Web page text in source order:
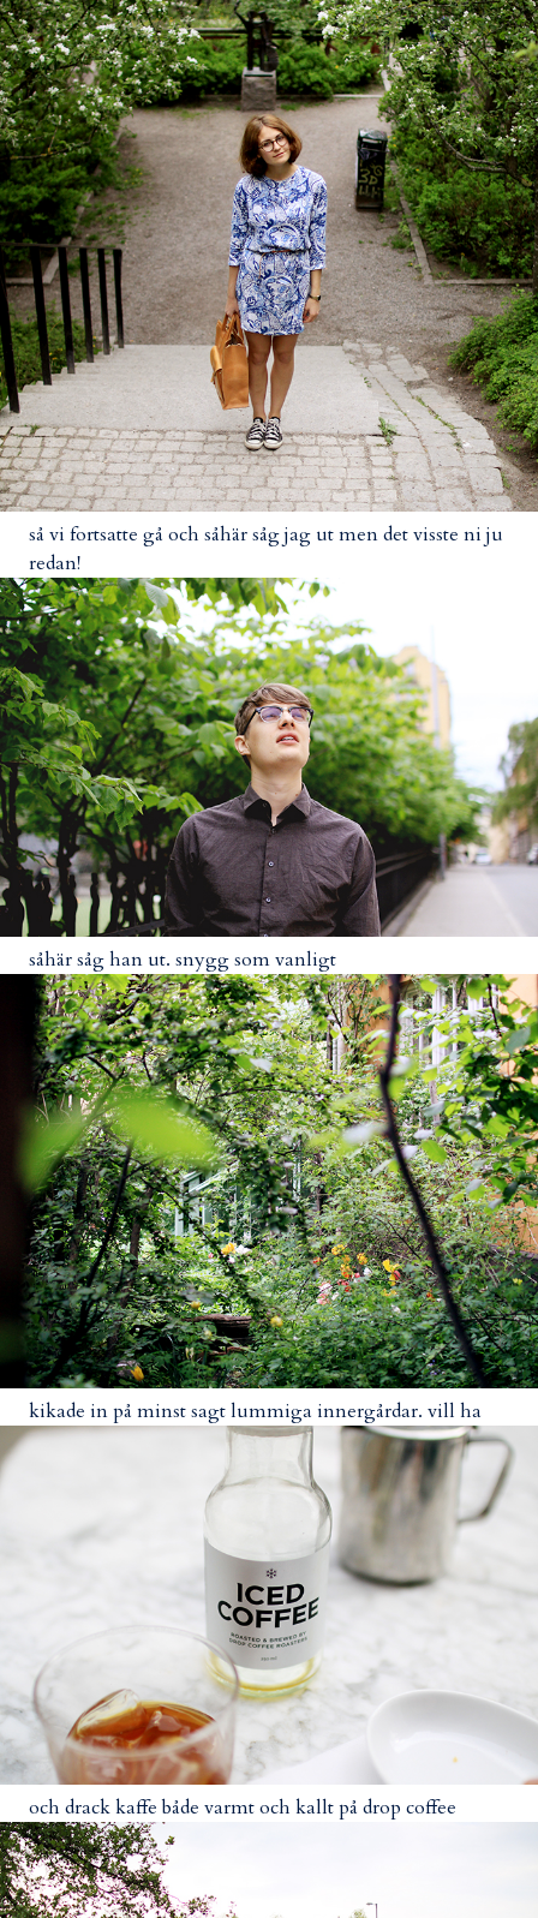
så vi fortsatte gå och såhär såg jag ut men det visste ni ju
redan!
såhär såg han ut. snygg som vanligt
kikade in på minst sagt lummiga innergårdar. vill ha
och drack kaffe både varmt och kallt på drop coffee